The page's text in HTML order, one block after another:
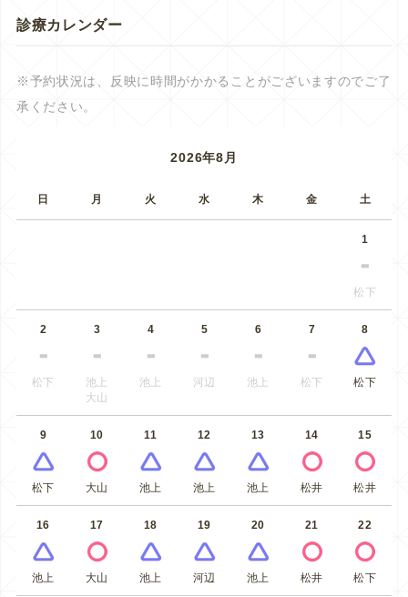
診療カレンダー
※予約状況は、反映に時間がかかることがございますのでご了
承ください。
2026年8月
日 月 火 水 木 金 土
1
松下
2
松下
3
池上
大山
4
池上
5
河辺
6
池上
7
松下
8
松下
9
松下
10
大山
11
池上
12
池上
13
池上
14
松井
15
松井
16
池上
17
大山
18
池上
19
河辺
20
池上
21
松井
22
松下